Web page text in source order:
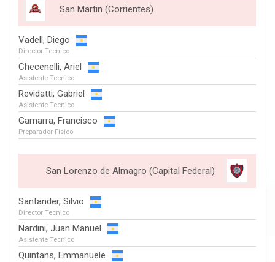
San Martin (Corrientes)
Vadell, Diego
Director Tecnico
Checenelli, Ariel
Asistente Tecnico
Revidatti, Gabriel
Asistente Tecnico
Gamarra, Francisco
Preparador Fisico
San Lorenzo de Almagro (Capital Federal)
Santander, Silvio
Director Tecnico
Nardini, Juan Manuel
Asistente Tecnico
Quintans, Emmanuele